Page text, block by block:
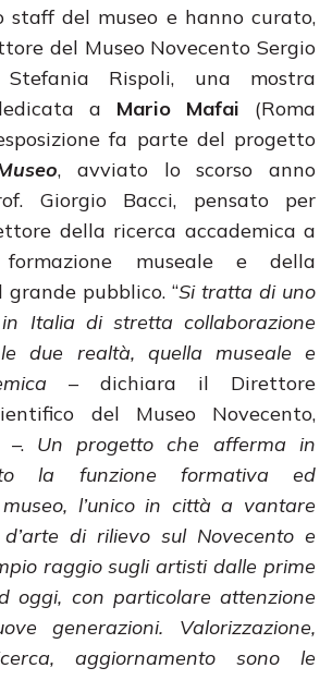
staff del museo e hanno curato,
del Museo Novecento Sergio
Rispoli, una mostra
a Mario Mafai (Roma
fa parte del progetto
, avviato lo scorso anno
Giorgio Bacci, pensato per
della ricerca accademica a
museale e della
pubblico. “Si tratta di uno
Italia di stretta collaborazione
due realtà, quella museale e
– dichiara il Direttore
del Museo Novecento,
–. Un progetto che afferma in
la funzione formativa ed
l’unico in città a vantare
di rilievo sul Novecento e
raggio sugli artisti dalle prime
oggi, con particolare attenzione
generazioni. Valorizzazione,
aggiornamento sono le